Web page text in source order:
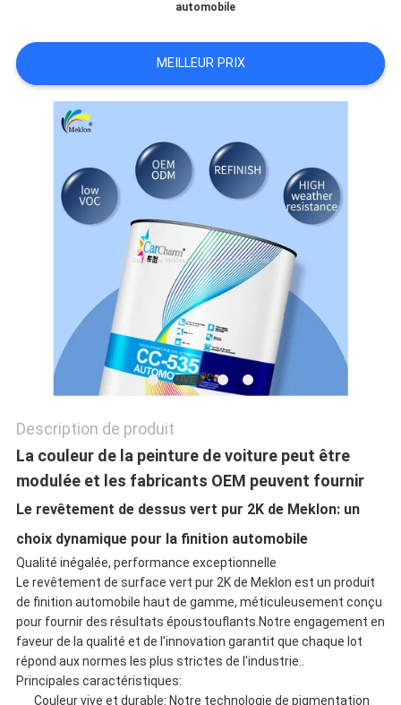
SITE
POLITIQUE
CONFIDENTIALITÉ
automobile
MEILLEUR PRIX
Description de produit
La couleur de la peinture de voiture peut être
modulée et les fabricants OEM peuvent fournir
Le revêtement de dessus vert pur 2K de Meklon: un
choix dynamique pour la finition automobile
Qualité inégalée, performance exceptionnelle
Le revêtement de surface vert pur 2K de Meklon est un produit
de finition automobile haut de gamme, méticuleusement conçu
pour fournir des résultats époustouflants.Notre engagement en
faveur de la qualité et de l'innovation garantit que chaque lot
répond aux normes les plus strictes de l'industrie..
Principales caractéristiques:
Couleur vive et durable: Notre technologie de pigmentation